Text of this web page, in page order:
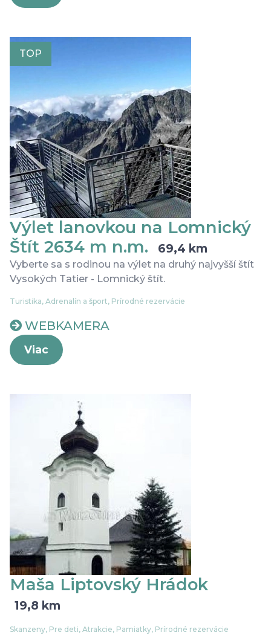
TOP
Výlet lanovkou na Lomnický
Štít 2634 m n.m.
69,4 km
Vyberte sa s rodinou na výlet na druhý najvyšší štít
Vysokých Tatier - Lomnický štít.
Turistika, Adrenalín a šport, Prírodné rezervácie
WEBKAMERA
Viac
Maša Liptovský Hrádok
19,8 km
Skanzeny, Pre deti, Atrakcie, Pamiatky, Prírodné rezervácie